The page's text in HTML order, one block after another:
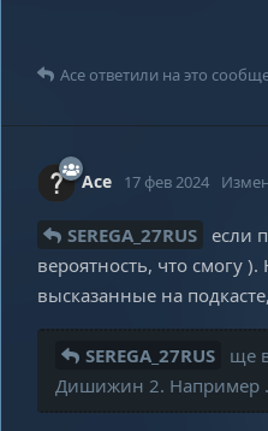
Ace ответили на это
Ace 17 фев 2024
SEREGA_27RUS
если
вероятность, что смогу
высказанные на
SEREGA_27RUS
ще
Дишижин 2. Например